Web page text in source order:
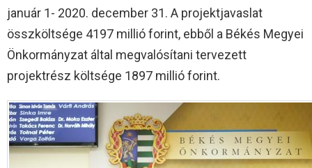
január 1- 2020. december 31. A projektjavaslat
összköltsége 4197 millió forint, ebből a Békés Megyei
Önkormányzat által megvalósítani tervezett
projektrész költsége 1897 millió forint.